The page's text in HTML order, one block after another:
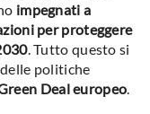
impegnati a
per proteggere
. Tutto questo si
politiche
Deal europeo.